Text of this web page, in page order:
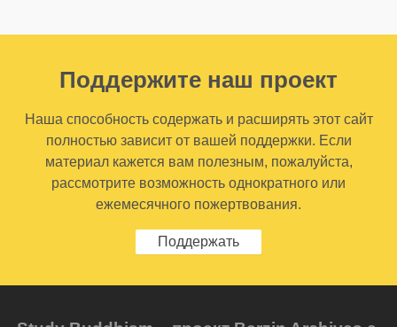
Поддержите наш проект
Наша способность содержать и расширять этот сайт
полностью зависит от вашей поддержки. Если
материал кажется вам полезным, пожалуйста,
рассмотрите возможность однократного или
ежемесячного пожертвования.
Поддержать